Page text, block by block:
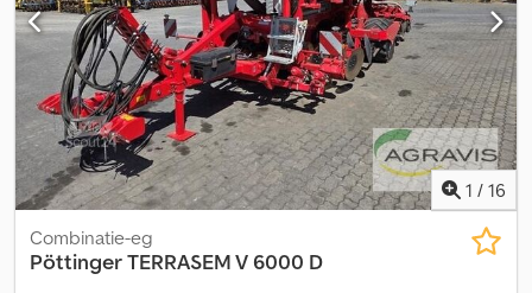
1 / 16
Combinatie-eg
PöttingerTERRASEM V 6000 D